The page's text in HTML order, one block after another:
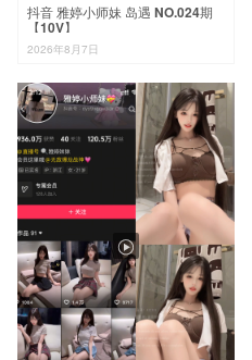
抖音 雅婷小师妹 岛遇 NO.024期
【10V】
2026年8月7日
